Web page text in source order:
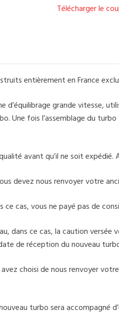
Télécharger le
entièrement en France
d’équilibrage grande vitesse,
Une fois l’assemblage du
avant qu’il ne soit expédié.
devez nous renvoyer votre
cas, vous ne payé pas de
dans ce cas, la caution versée
de réception du nouveau
choisi de nous renvoyer
turbo sera accompagné